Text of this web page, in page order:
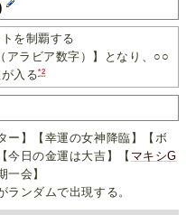
を制覇する
アラビア数字）】となり、○○
入る*2
ー】【幸運の女神降臨】【ボ
今日の金運は大吉】【 マキシG
会】
ランダムで出現する。